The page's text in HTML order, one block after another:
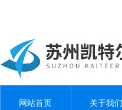
网站首页 关于我们